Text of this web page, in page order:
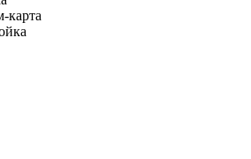
карта